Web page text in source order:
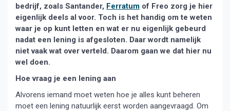
bedrijf, zoals Santander, Ferratum of Freo zorg je hier
eigenlijk deels al voor. Toch is het handig om te weten
waar je op kunt letten en wat er nu eigenlijk gebeurd
nadat een lening is afgesloten. Daar wordt namelijk
niet vaak wat over verteld. Daarom gaan we dat hier nu
wel doen.
Hoe vraag je een lening aan
Alvorens iemand moet weten hoe je alles kunt beheren
moet een lening natuurlijk eerst worden aangevraagd. Om